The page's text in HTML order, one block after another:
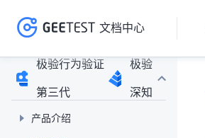
文档中心
极验行为验证
第三代
极验
深知
产品介绍